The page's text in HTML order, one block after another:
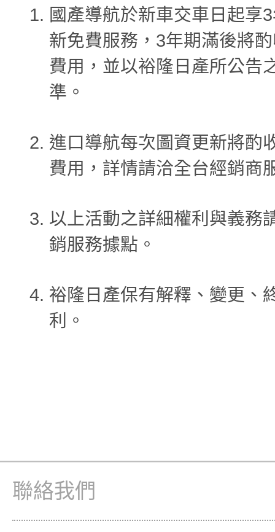
國產導航於新車交車日起享
新免費服務，3年期滿後將
費用，並以裕隆日產所公告
準。
進口導航每次圖資更新將酌
費用，詳情請洽全台經銷商
以上活動之詳細權利與義務
銷服務據點。
裕隆日產保有解釋、變更、
利。
聯絡我們